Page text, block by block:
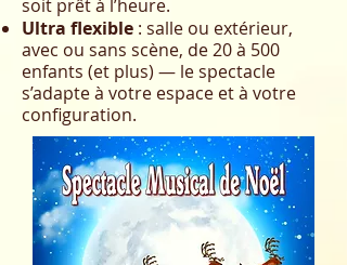
soit prêt à l’heure.
Ultra flexible : salle ou extérieur,
avec ou sans scène, de 20 à 500
enfants (et plus) — le spectacle
s’adapte à votre espace et à votre
configuration.